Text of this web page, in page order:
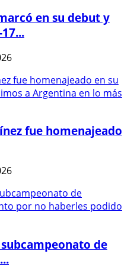
en su debut y
fue homenajeado
de